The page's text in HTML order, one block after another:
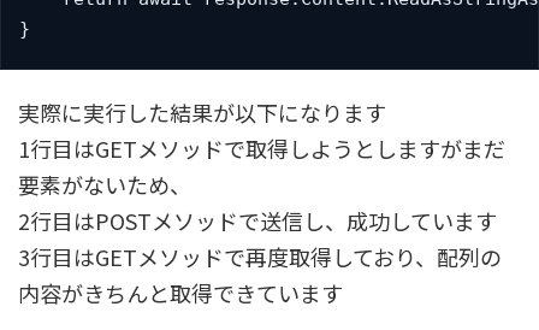
}
実際に実行した結果が以下になります
1行目はGETメソッドで取得しようとしますがまだ
要素がないため、
2行目はPOSTメソッドで送信し、成功しています
3行目はGETメソッドで再度取得しており、配列の
内容がきちんと取得できています